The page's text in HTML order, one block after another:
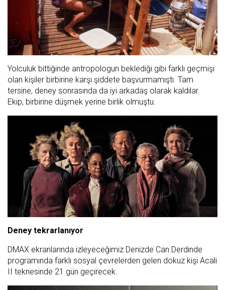
Yolculuk bittiğinde antropologun beklediği gibi farklı geçmişi
olan kişiler birbirine karşı şiddete başvurmamıştı. Tam
tersine, deney sonrasında da iyi arkadaş olarak kaldılar.
Ekip, birbirine düşmek yerine birlik olmuştu.
Deney tekrarlanıyor
DMAX ekranlarında izleyeceğimiz Denizde Can Derdinde
programında farklı sosyal çevrelerden gelen dokuz kişi Acali
II teknesinde 21 gün geçirecek.